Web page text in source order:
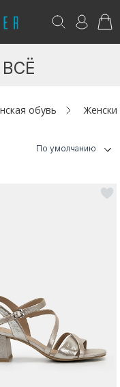
обувь
По умолчанию